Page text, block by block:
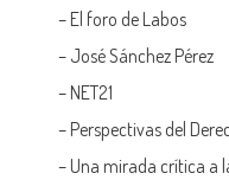
– El foro de Labos
– José Sánchez Pérez
– NET21
– Perspectivas del
– Una mirada crítica a